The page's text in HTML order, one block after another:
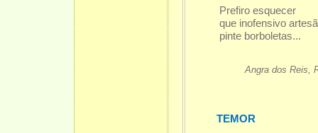
Prefiro esquecer
que inofensivo
pinte borboletas...
Angra dos Reis,
TEMOR